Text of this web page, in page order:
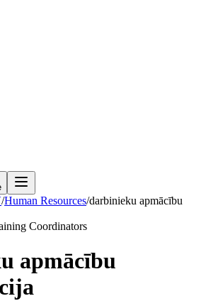
/Human Resources/darbinieku apmācību
Coordinators
apmācību